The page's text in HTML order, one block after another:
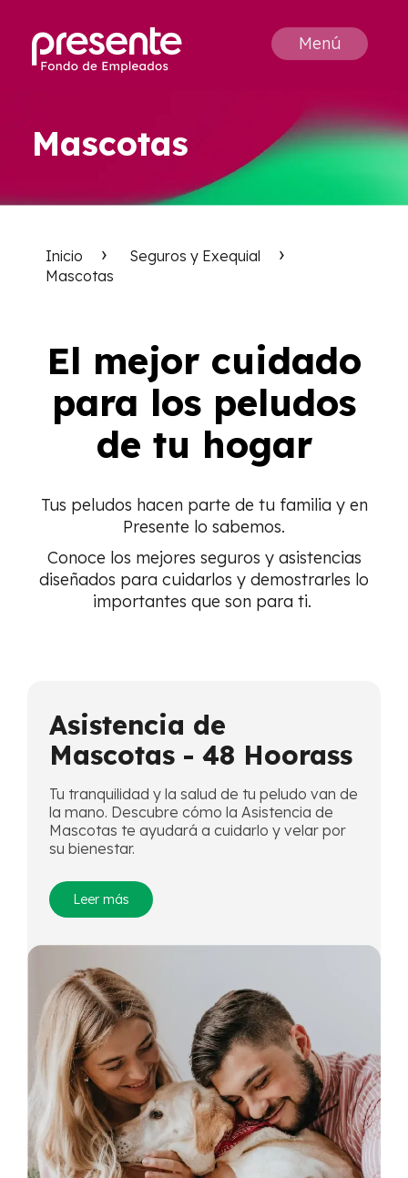
Menú
Mascotas
Inicio
Seguros y Exequial
Mascotas
El mejor cuidado
para los peludos
de tu hogar
Tus peludos hacen parte de tu familia y en
Presente lo sabemos.
Conoce los mejores seguros y asistencias
diseñados para cuidarlos y demostrarles lo
importantes que son para ti.
Asistencia de
Mascotas - 48 Hoorass
Tu tranquilidad y la salud de tu peludo van de
la mano. Descubre cómo la Asistencia de
Mascotas te ayudará a cuidarlo y velar por
su bienestar.
Leer más